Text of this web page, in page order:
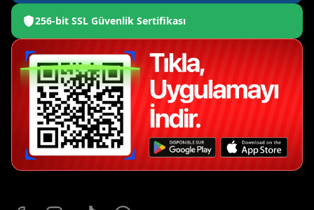
256-bit SSL Güvenlik Sertifikası